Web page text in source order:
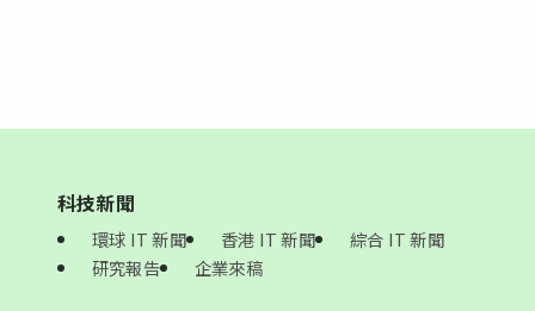
科技新聞
環球 IT 新聞 香港 IT 新聞
綜合 IT 新聞
研究報告
企業來稿